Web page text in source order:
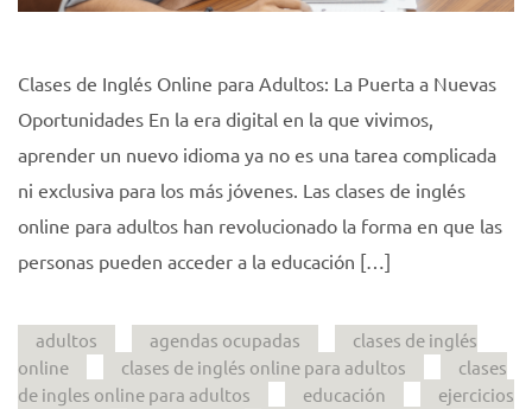
Clases de Inglés Online para Adultos: La Puerta a Nuevas
Oportunidades En la era digital en la que vivimos,
aprender un nuevo idioma ya no es una tarea complicada
ni exclusiva para los más jóvenes. Las clases de inglés
online para adultos han revolucionado la forma en que las
personas pueden acceder a la educación […]
adultos agendas ocupadas
clases de inglés
online
clases de inglés online para adultos
clases
de ingles online para adultos
educación
ejercicios